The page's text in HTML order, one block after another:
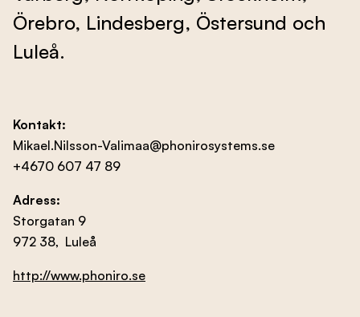
Kontakta oss
Örebro, Lindesberg, Östersund och
Luleå.
Kontakt:
Mikael.Nilsson-Valimaa@phonirosystems.se
+4670 607 47 89
Adress:
Storgatan 9
972 38, Luleå
http://www.phoniro.se